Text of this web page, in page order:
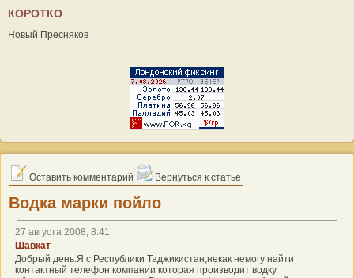
КОРОТКО
Новый Пресняков
Оставить комментарий Вернуться к статье
Водка марки пойло
27 августа 2008, 8:41
Шавкат
Добрый день.Я с Республики Таджикистан,некак немогу найти
контактный телефон компании которая производит водку